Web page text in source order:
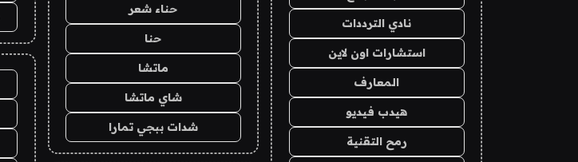
نادي الترددات
استشارات اون لاين
المعارف
هيدب فيديو
رمح التقنية
حناء شعر
حنا
ماتشا
شاي ماتشا
شدات ببجي تمارا